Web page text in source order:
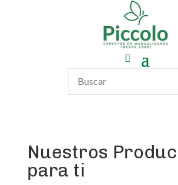
Nuestros
para ti